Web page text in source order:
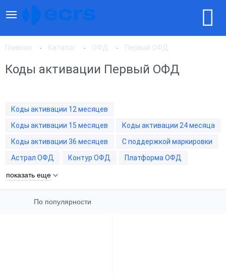
Главная Каталог ОФД Первый ОФД
Коды активации Первый ОФД
Коды активации 12 месяцев
Коды активации 15 месяцев
Коды активации 24 месяца
Коды активации 36 месяцев
С поддержкой маркировки
Астрал ОФД
Контур ОФД Платформа ОФД
показать еще
По популярности